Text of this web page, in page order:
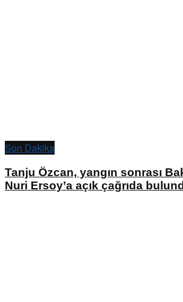
Son Dakika
Tanju Özcan, yangın sonrası
Nuri Ersoy’a açık çağrıda